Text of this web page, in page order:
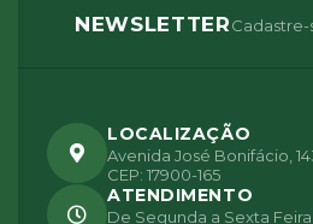
NEWSLETTER
LOCALIZAÇÃO
Avenida José Bonifácio,
CEP: 17900-165
ATENDIMENTO
De Segunda a Sexta Feira